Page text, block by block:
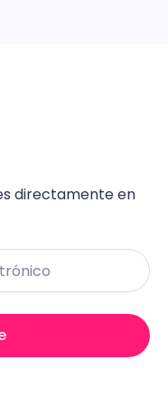
directamente en